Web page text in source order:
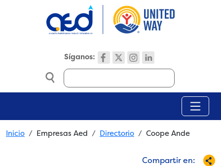
Síganos:
Search
Breadcrumb
Inicio Empresas Aed Directorio Coope Ande
Compartir en: